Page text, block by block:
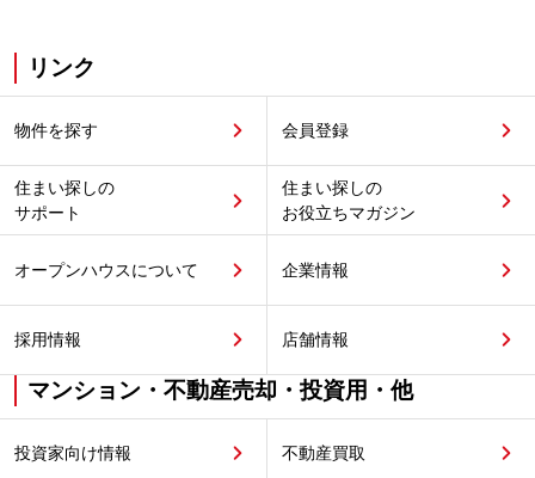
リンク
物件を探す 会員登録
住まい探しの
サポート
住まい探しの
お役立ちマガジン
オープンハウスについて 企業情報
採用情報 店舗情報
マンション・不動産売却・投資用・他
投資家向け情報 不動産買取